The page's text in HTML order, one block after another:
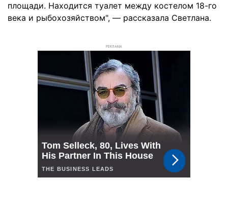
площади. Находится туалет между костелом 18-го
века и рыбохозяйством", — рассказала Светлана.
РЕКЛАМА